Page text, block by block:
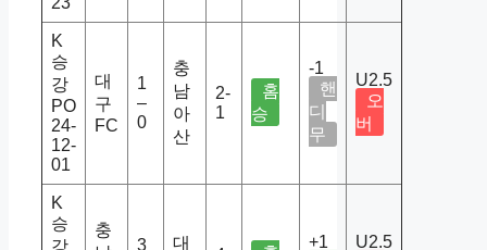
K
승
강
PO
24-
12-
01
대
구
FC
1
–
0
충
남
아
산
2-
1
홈
승
-1
핸
디
무
U2.5
오
버
K
승
충
3
대
+1
U2.5